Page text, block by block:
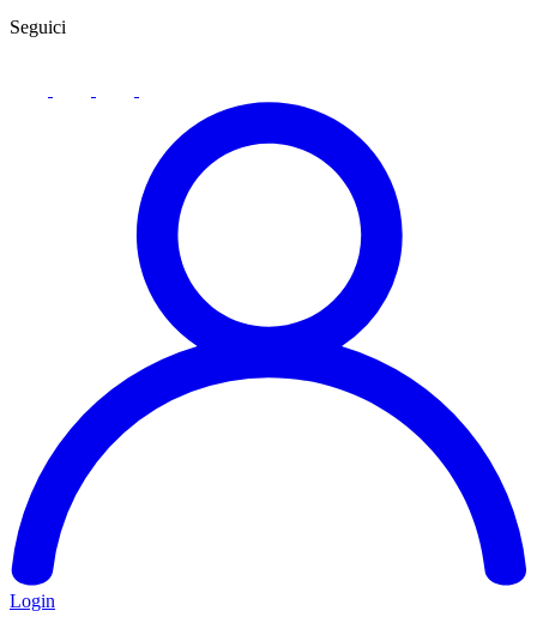
Seguici
Login